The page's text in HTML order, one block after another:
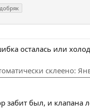
после этого.
так-же слышно и можно
(обе) или нет, но это
определять.
добряк
осталась или
склеено:
забит был, и клапана